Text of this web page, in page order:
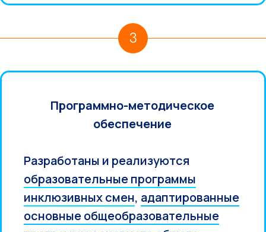
3
Программно-методическое
обеспечение
Разработаны и реализуются
образовательные программы
инклюзивных смен, адаптированные
основные общеобразовательные